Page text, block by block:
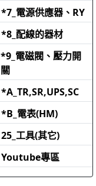
*7_電源供應器、RY
*8_配線的器材
*9_電磁閥、壓力開
關
*A_TR,SR,UPS,SC
*B_電表(HM)
25_工具(其它)
Youtube專區